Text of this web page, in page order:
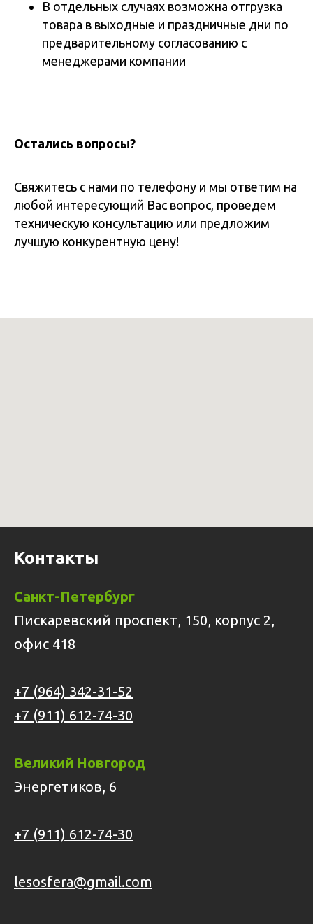
В отдельных случаях возможна отгрузка
товара в выходные и праздничные дни по
предварительному согласованию с
менеджерами компании
Остались вопросы?
Свяжитесь с нами по телефону и мы ответим на
любой интересующий Вас вопрос, проведем
техническую консультацию или предложим
лучшую конкурентную цену!
Контакты
Санкт-Петербург
Пискаревский проспект, 150, корпус 2,
офис 418
+7 (964) 342-31-52
+7 (911) 612-74-30
Великий Новгород
Энергетиков, 6
+7 (911) 612-74-30
lesosfera@gmail.com